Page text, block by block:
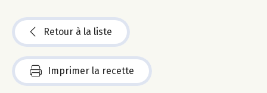
Retour à la liste
Imprimer la recette